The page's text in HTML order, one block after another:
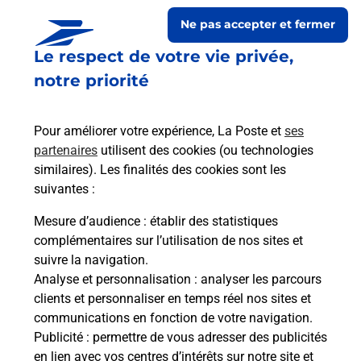
Le respect de votre vie privée,
notre priorité
Pour améliorer votre expérience, La Poste et ses
partenaires utilisent des cookies (ou technologies
similaires). Les finalités des cookies sont les
suivantes :
Mesure d’audience : établir des statistiques
complémentaires sur l’utilisation de nos sites et
suivre la navigation.
Analyse et personnalisation : analyser les parcours
clients et personnaliser en temps réel nos sites et
communications en fonction de votre navigation.
Publicité : permettre de vous adresser des publicités
en lien avec vos centres d’intérêts sur notre site et
Ne pas accepter et fermer
Collecte du courrier aujourd'hui à 08h00
Le Village
48310 Saint Laurent De Veyres
Itinéraire
Le lien s'ouvre dans un nouvel onglet